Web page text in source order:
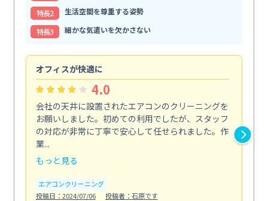
特⻑2
生活空間を尊重する姿勢
特⻑3
細かな気遣いを欠かさない
オフィスが快適に
4.0
会社の天井に設置されたエアコンのクリーニングを
お願いしました。初めての利用でしたが、スタッフ
の対応が非常に丁寧で安心して任せられました。作
業...
もっと見る
エアコンクリーニング
投稿日：2024/07/06
投稿者：石原です